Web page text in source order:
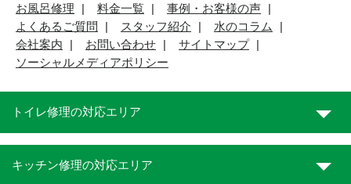
お風呂修理
料金一覧
事例・お客様の声
よくあるご質問
スタッフ紹介
水のコラム
会社案内
お問い合わせ
サイトマップ
ソーシャルメディアポリシー
トイレ修理の対応エリア
キッチン修理の対応エリア